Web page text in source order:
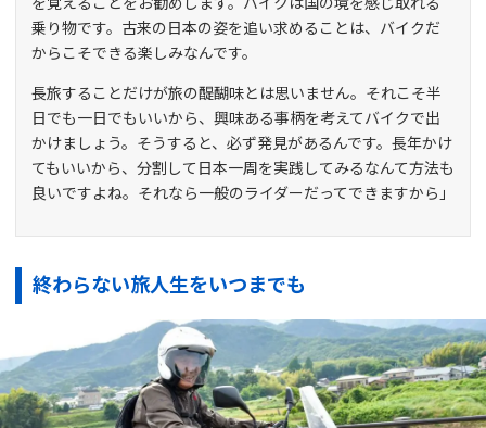
乗り物です。古来の日本の姿を追い求めることは、バイクだ
からこそできる楽しみなんです。
長旅することだけが旅の醍醐味とは思いません。それこそ半
日でも一日でもいいから、興味ある事柄を考えてバイクで出
かけましょう。そうすると、必ず発見があるんです。長年かけ
てもいいから、分割して日本一周を実践してみるなんて方法も
良いですよね。それなら一般のライダーだってできますから」
終わらない旅人生をいつまでも